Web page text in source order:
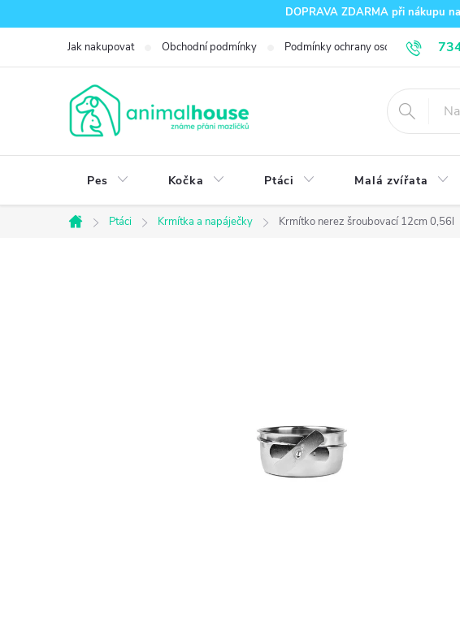
na
DOPRAVA ZDARMA při nákupu
Jak nakupovat Obchodní podmínky Podmínky ochrany osobních údajů
Pes Kočka Ptáci Malá zvířata
Domů
Ptáci Krmítka a napáječky Krmítko nerez šroubovací 12cm 0,56l